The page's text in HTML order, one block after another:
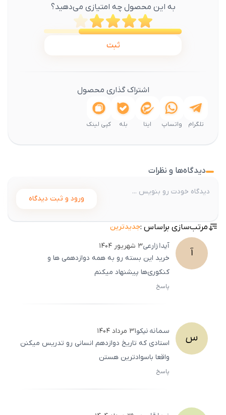
به این محصول چه امتیازی می‌دهید؟
ثبت
اشتراک گذاری محصول
تلگرام واتساپ ایتا بله کپی لینک
دیدگاه‌ها و نظرات
ورود و ثبت دیدگاه
مرتب‌سازی براساس :جدیدترین
آ آیدازارعی۳ شهریور ۱۴۰۴
خرید این بسته رو به همه دوازدهمی ها و
کنکوری‌ها پیشنهاد میکنم
پاسخ
س سمانهنیکو۳۱ مرداد ۱۴۰۴
استادی که تاریخ دوازدهم انسانی رو تدریس میکنن
واقعا باسوادترین هستن
پاسخ